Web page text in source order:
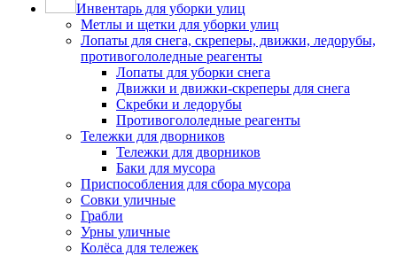
Инвентарь для уборки улиц
Метлы и щетки для уборки улиц
Лопаты для снега, скреперы, движки, ледорубы,
противогололедные реагенты
Лопаты для уборки снега
Движки и движки-скреперы для снега
Скребки и ледорубы
Противогололедные реагенты
Тележки для дворников
Тележки для дворников
Баки для мусора
Приспособления для сбора мусора
Совки уличные
Грабли
Урны уличные
Колёса для тележек